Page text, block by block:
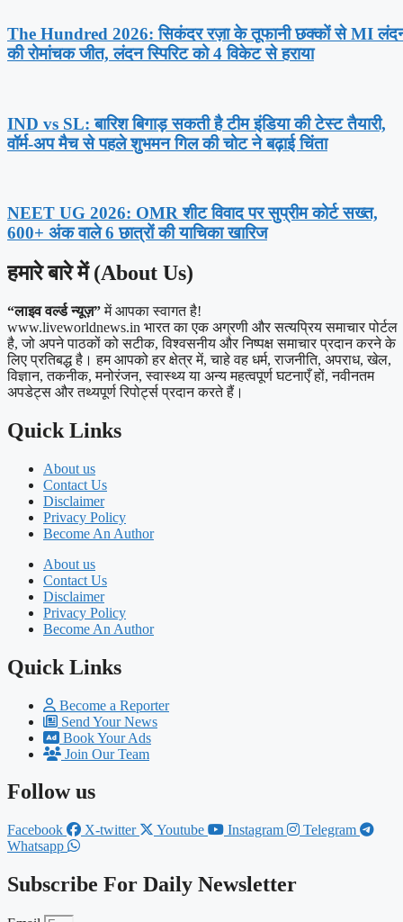
The Hundred 2026: सिकंदर रज़ा के तूफानी छक्कों से MI
की रोमांचक जीत, लंदन स्पिरिट को 4 विकेट से हराया
IND vs SL: बारिश बिगाड़ सकती है टीम इंडिया की टेस्ट तैयारी,
वॉर्म-अप मैच से पहले शुभमन गिल की चोट ने बढ़ाई चिंता
NEET UG 2026: OMR शीट विवाद पर सुप्रीम कोर्ट सख्त,
600+ अंक वाले 6 छात्रों की याचिका खारिज
हमारे बारे में (About Us)
“लाइव वर्ल्ड न्यूज़”में आपका स्वागत है!
www.liveworldnews.in भारत का एक अग्रणी और सत्यप्रिय समाचार पोर्टल
है, जो अपने पाठकों को सटीक, विश्वसनीय और निष्पक्ष समाचार प्रदान करने के
लिए प्रतिबद्ध है। हम आपको हर क्षेत्र में, चाहे वह धर्म, राजनीति, अपराध, खेल,
विज्ञान, तकनीक, मनोरंजन, स्वास्थ्य या अन्य महत्वपूर्ण घटनाएँ हों, नवीनतम
अपडेट्स और तथ्यपूर्ण रिपोर्ट्स प्रदान करते हैं।
Quick Links
About us
Contact Us
Disclaimer
Privacy Policy
Become An Author
About us
Contact Us
Disclaimer
Privacy Policy
Become An Author
Quick Links
Become a Reporter
Send Your News
Book Your Ads
Join Our Team
Follow us
Facebook X-twitter Youtube Instagram
Telegram
Whatsapp
Subscribe For Daily Newsletter